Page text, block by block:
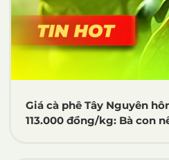
Giá cà phê Tây Nguyên
113.000 đồng/kg: Bà con